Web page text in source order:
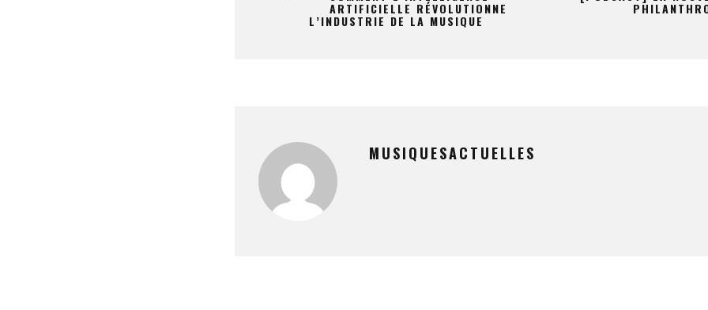
ARTIFICIELLE RÉVOLUTIONNE
L’INDUSTRIE DE LA MUSIQUE
MUSIQUESACTUELLES